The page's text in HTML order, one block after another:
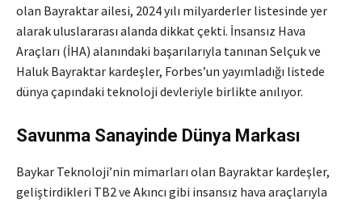
olan Bayraktar ailesi, 2024 yılı milyarderler listesinde yer
alarak uluslararası alanda dikkat çekti. İnsansız Hava
Araçları (İHA) alanındaki başarılarıyla tanınan Selçuk ve
Haluk Bayraktar kardeşler, Forbes’un yayımladığı listede
dünya çapındaki teknoloji devleriyle birlikte anılıyor.
Savunma Sanayinde Dünya Markası
Baykar Teknoloji’nin mimarları olan Bayraktar kardeşler,
geliştirdikleri TB2 ve Akıncı gibi insansız hava araçlarıyla